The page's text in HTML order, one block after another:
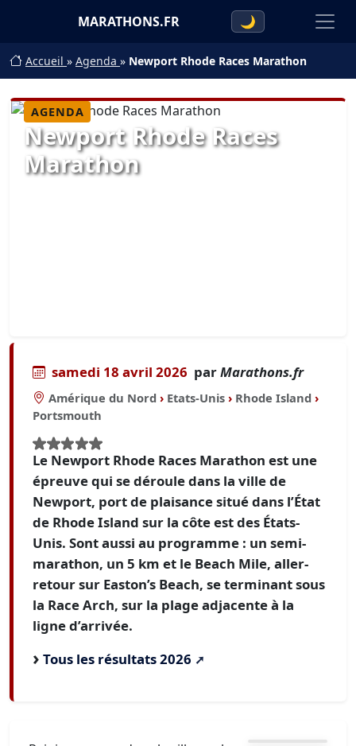
MARATHONS.FR 🌙
Accueil » Agenda » Newport Rhode Races Marathon
AGENDA
Newport Rhode Races
Marathon
samedi 18 avril 2026 parMarathons.fr
Amérique du Nord › Etats-Unis › Rhode Island ›
Portsmouth
Le Newport Rhode Races Marathon est une
épreuve qui se déroule dans la ville de
Newport, port de plaisance situé dans l’État
de Rhode Island sur la côte est des États-
Unis. Sont aussi au programme : un semi-
marathon, un 5 km et le Beach Mile, aller-
retour sur Easton’s Beach, se terminant sous
la Race Arch, sur la plage adjacente à la
ligne d’arrivée.
Tous les résultats 2026